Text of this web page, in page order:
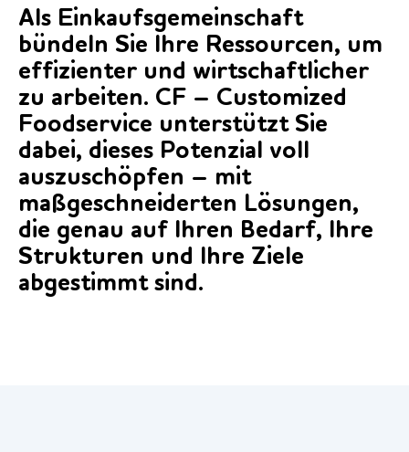
Als Einkaufsgemeinschaft
bündeln Sie Ihre Ressourcen, um
effizienter und wirtschaftlicher
zu arbeiten. CF – Customized
Foodservice unterstützt Sie
dabei, dieses Potenzial voll
auszuschöpfen – mit
maßgeschneiderten Lösungen,
die genau auf Ihren Bedarf, Ihre
Strukturen und Ihre Ziele
abgestimmt sind.